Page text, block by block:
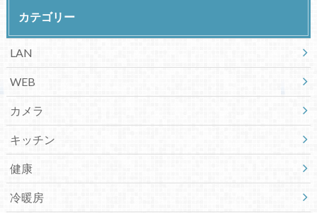
カテゴリー
LAN
WEB
カメラ
キッチン
健康
冷暖房